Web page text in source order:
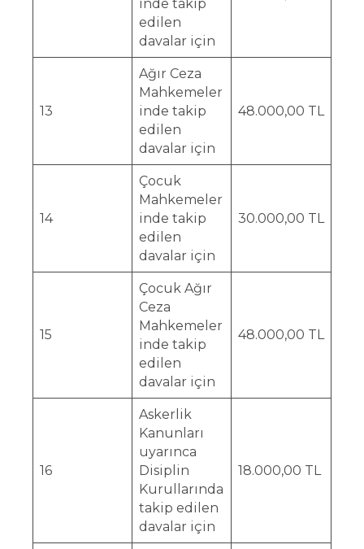
inde takip
edilen
davalar için
13
Ağır Ceza
Mahkemeler
inde takip
edilen
davalar için
48.000,00 TL
14
Çocuk
Mahkemeler
inde takip
edilen
davalar için
30.000,00 TL
15
Çocuk Ağır
Ceza
Mahkemeler
inde takip
edilen
davalar için
48.000,00 TL
16
Askerlik
Kanunları
uyarınca
Disiplin
Kurullarında
takip edilen
davalar için
18.000,00 TL